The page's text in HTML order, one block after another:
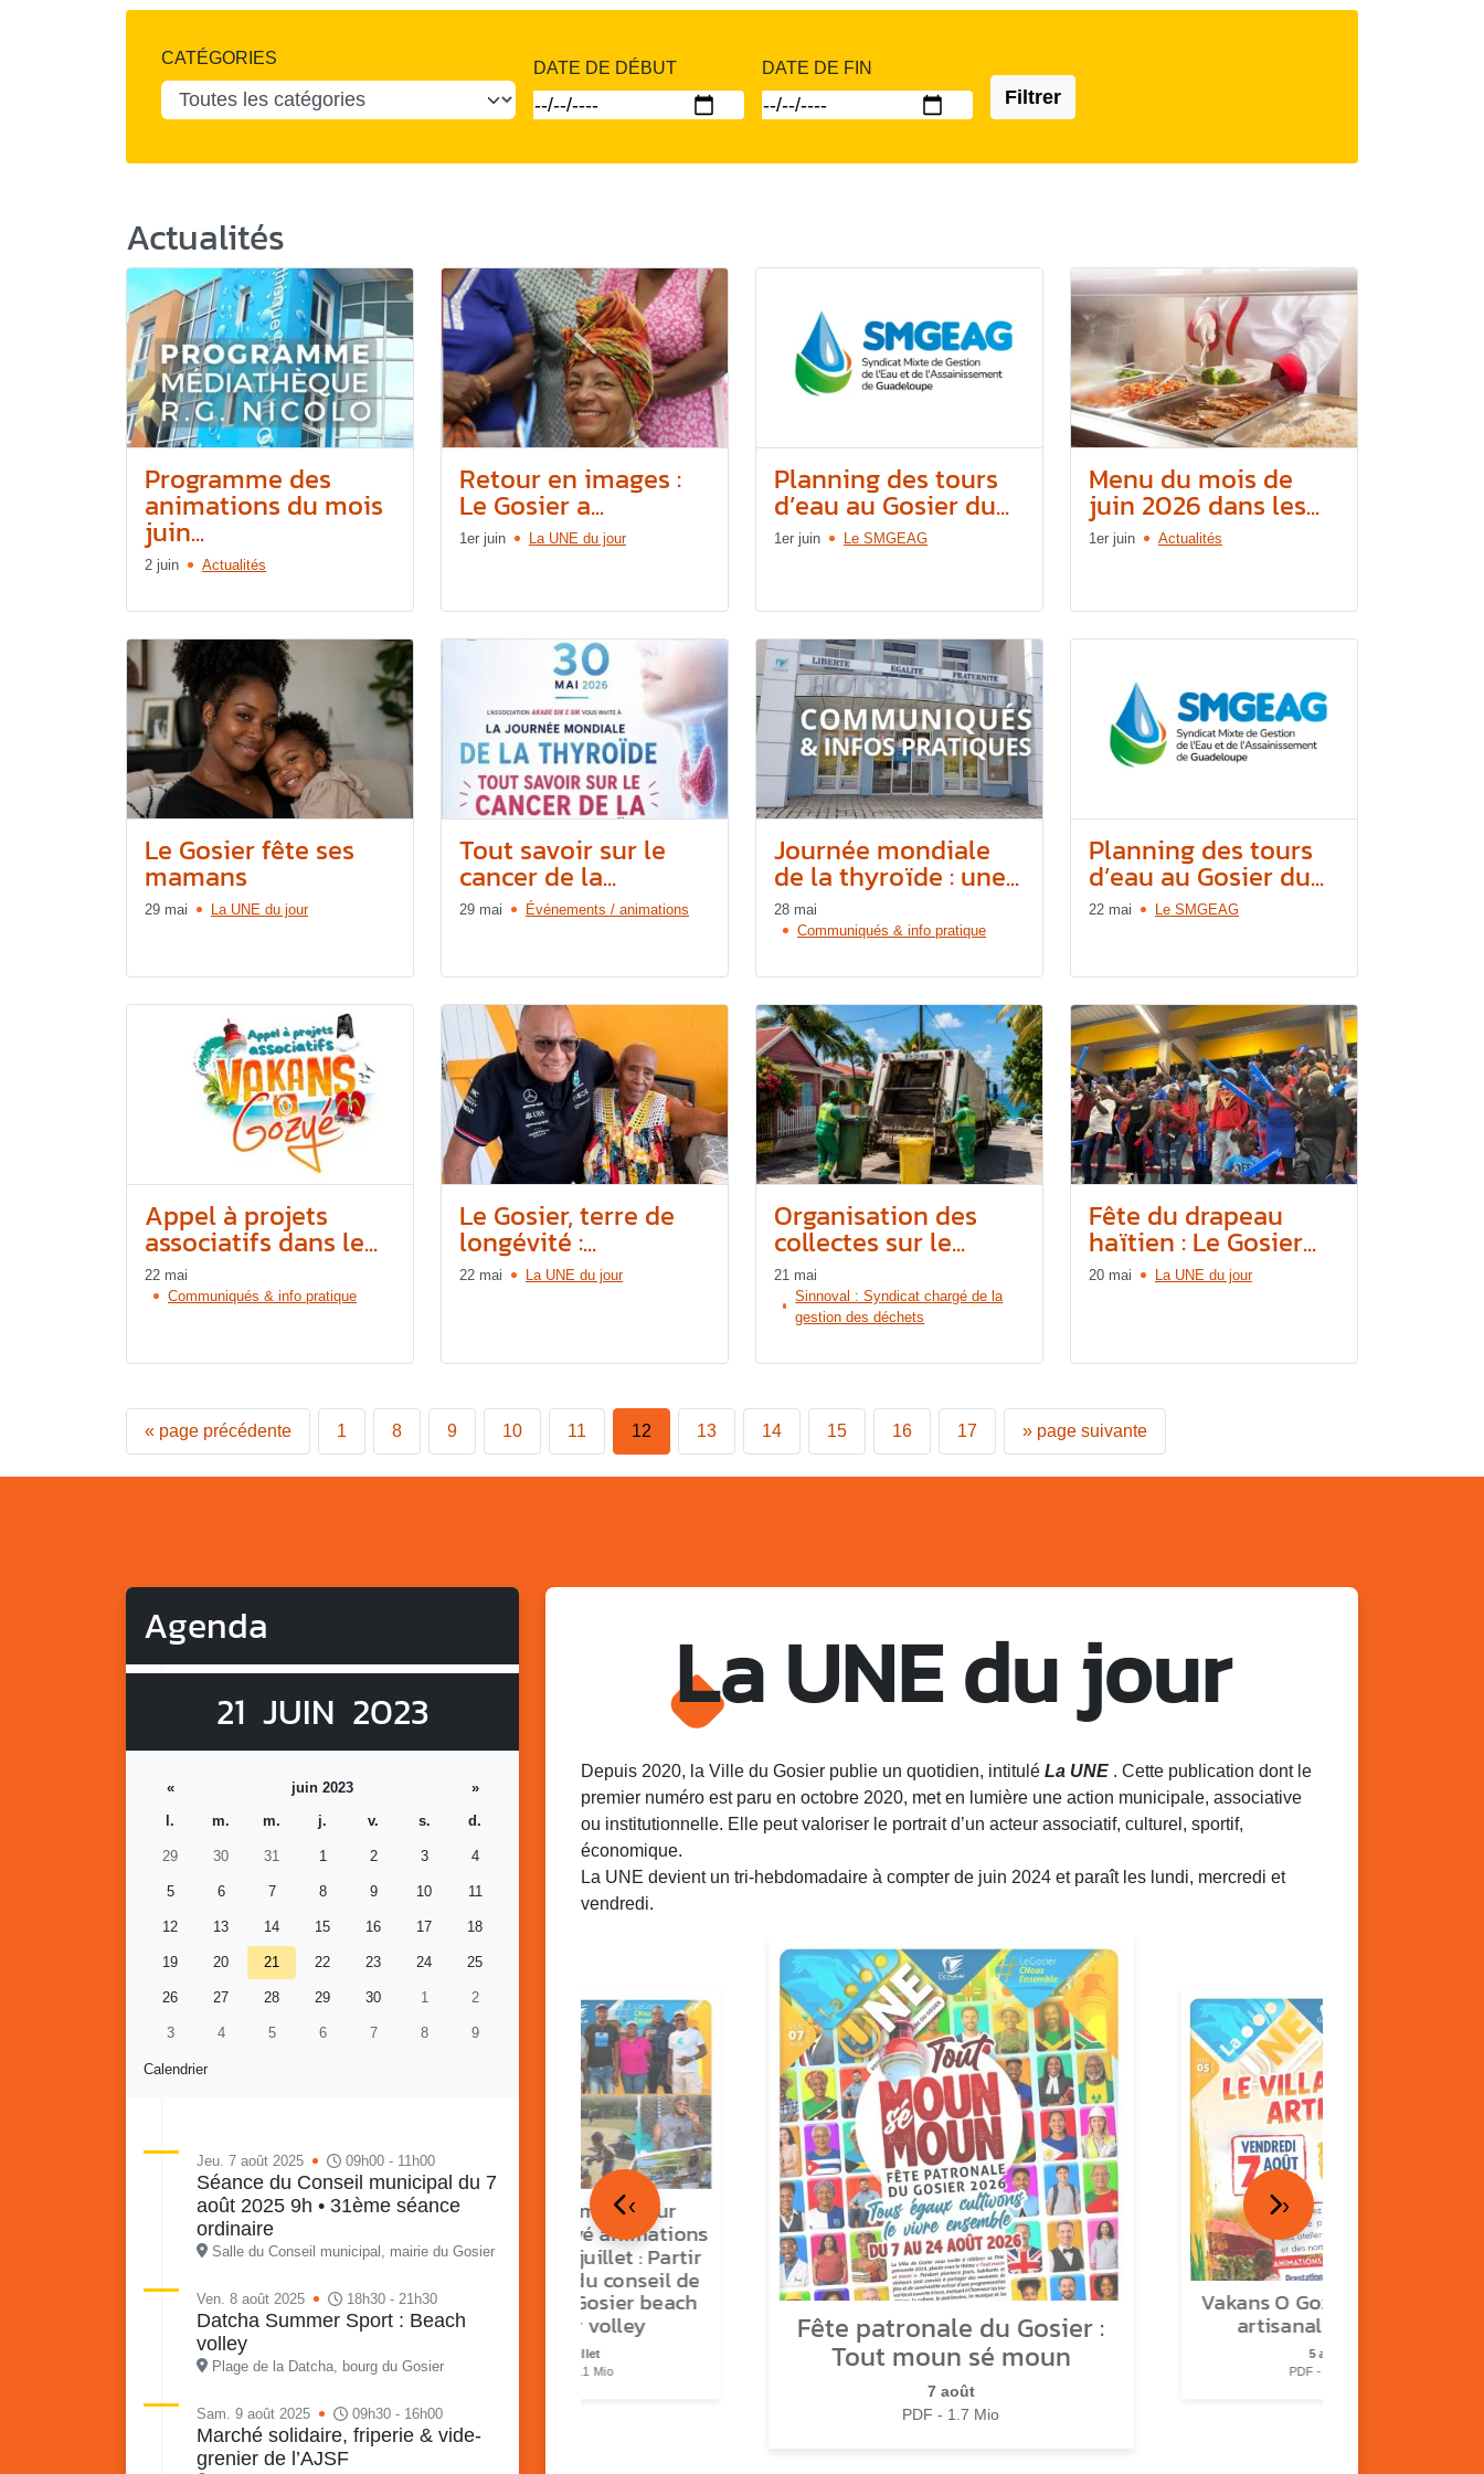
CATÉGORIES
DATE DE DÉBUT DATE DE FIN
Filtrer
Actualités
Programme des
animations du mois
juin...
2 juin Actualités
Retour en images :
Le Gosier a...
1er juin La UNE du jour
Planning des tours
d’eau au Gosier du...
1er juin Le SMGEAG
Menu du mois de
juin 2026 dans les...
1er juin Actualités
Le Gosier fête ses
mamans
29 mai La UNE du jour
Tout savoir sur le
cancer de la...
29 mai Événements / animations
Journée mondiale
de la thyroïde : une...
28 mai
Communiqués & info pratique
Planning des tours
d’eau au Gosier du...
22 mai Le SMGEAG
Appel à projets
associatifs dans le...
22 mai
Communiqués & info pratique
Le Gosier, terre de
longévité :...
22 mai La UNE du jour
Organisation des
collectes sur le...
21 mai
Sinnoval : Syndicat chargé de la
gestion des déchets
Fête du drapeau
haïtien : Le Gosier...
20 mai La UNE du jour
« page précédente 1 8 9 10 11 12 13 14 15 16 17 » page suivante
Agenda
21 JUIN 2023
Calendrier
« juin 2023
»
l.
m. m. j. v. s. d.
29 30 31 1 2 3 4
5 6 7 8 9 10 11
12 13 14 15 16 17 18
19 20 21 22 23 24 25
26 27 28 29 30 1 2
3 4 5 6 7 8 9
Jeu. 7 août 2025 09h00 - 11h00
Séance du Conseil municipal du 7
août 2025 9h • 31ème séance
ordinaire
Salle du Conseil municipal, mairie du Gosier
Ven. 8 août 2025 18h30 - 21h30
Datcha Summer Sport : Beach
volley
Plage de la Datcha, bourg du Gosier
Sam. 9 août 2025 09h30 - 16h00
Marché solidaire, friperie & vide-
grenier de l’AJSF
La UNE du jour
Depuis 2020, la Ville du Gosier publie un quotidien, intitulé La UNE . Cette publication dont le
premier numéro est paru en octobre 2020, met en lumière une action municipale, associative
ou institutionnelle. Elle peut valoriser le portrait d’un acteur associatif, culturel, sportif,
économique.
La UNE devient un tri-hebdomadaire à compter de juin 2024 et paraît les lundi, mercredi et
vendredi.
Vakans o Gozyé : Gosier
Lanta
24 juillet
PDF - 1.6 Mio
Retour en images sur
Vakans O Gozyé animations
du samedi 18 juillet : Partir
en livre, fête du conseil de
quartier n°3, Gosier beach
summer volley
23 juillet
PDF - 5.1 Mio
Fête patronale du Gosier :
Tout moun sé moun
7 août
PDF - 1.7 Mio
Vakans O Gozyé : le village
artisanal du Gosier
5 août
PDF - 1.2 Mio
‹ ›